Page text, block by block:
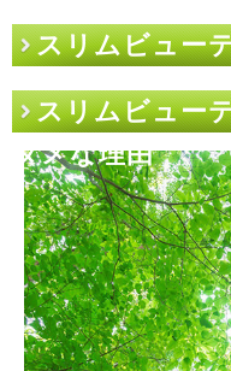
スリムビュー
スリムビュー
ダメな理由